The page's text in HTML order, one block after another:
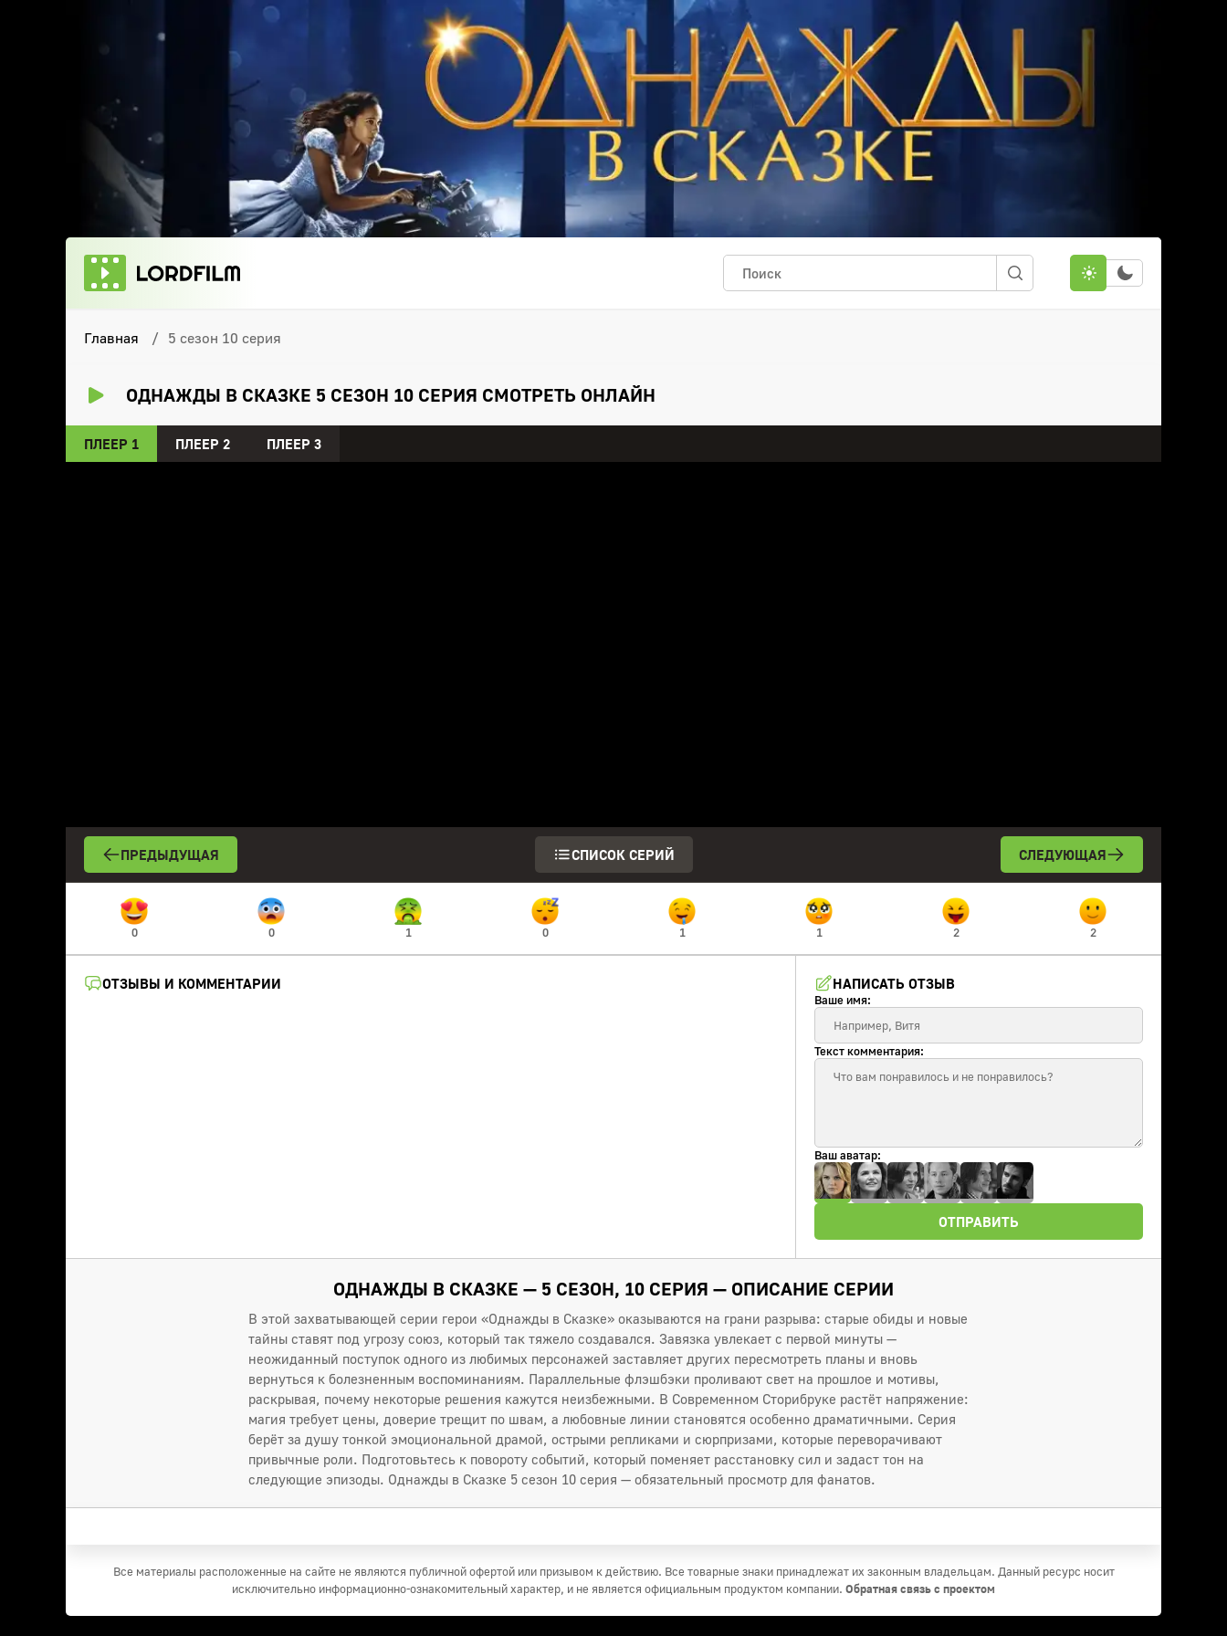
Главная 5 сезон 10 серия
ОДНАЖДЫ В СКАЗКЕ 5 СЕЗОН 10 СЕРИЯ СМОТРЕТЬ ОНЛАЙН
ПЛЕЕР 1 ПЛЕЕР 2 ПЛЕЕР 3
ПРЕДЫДУЩАЯ СПИСОК СЕРИЙ СЛЕДУЮЩАЯ
0 0 1 0 1 1 2 2
ОТЗЫВЫ И КОММЕНТАРИИ НАПИСАТЬ ОТЗЫВ
Ваше имя:
Текст комментария:
Ваш аватар:
ОТПРАВИТЬ
ОДНАЖДЫ В СКАЗКЕ — 5 СЕЗОН, 10 СЕРИЯ — ОПИСАНИЕ СЕРИИ
В этой захватывающей серии герои «Однажды в Сказке» оказываются на грани разрыва: старые обиды и новые
тайны ставят под угрозу союз, который так тяжело создавался. Завязка увлекает с первой минуты —
неожиданный поступок одного из любимых персонажей заставляет других пересмотреть планы и вновь
вернуться к болезненным воспоминаниям. Параллельные флэшбэки проливают свет на прошлое и мотивы,
раскрывая, почему некоторые решения кажутся неизбежными. В Современном Сторибруке растёт напряжение:
магия требует цены, доверие трещит по швам, а любовные линии становятся особенно драматичными. Серия
берёт за душу тонкой эмоциональной драмой, острыми репликами и сюрпризами, которые переворачивают
привычные роли. Подготовьтесь к повороту событий, который поменяет расстановку сил и задаст тон на
следующие эпизоды. Однажды в Сказке 5 сезон 10 серия — обязательный просмотр для фанатов.
Все материалы расположенные на сайте не являются публичной офертой или призывом к действию. Все товарные знаки принадлежат их законным владельцам. Данный ресурс носит
исключительно информационно-ознакомительный характер, и не является официальным продуктом компании. Обратная связь с проектом